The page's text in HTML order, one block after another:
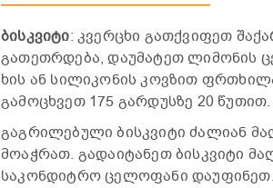
ბისკვიტი: კვერცხი გათქვიფეთ
გათეთრდება, დაუმატეთ ლიმონის
ხის ან სილიკონის კოვზით
გამოცხვეთ 175 გარდუსზე 20 წუთით.
გაგრილებული ბისკვიტი ძალიან
მოაჭრათ. გადაიტანეთ ბისკვიტი
საკონდიტრო ცელოფანი დაუფინეთ.